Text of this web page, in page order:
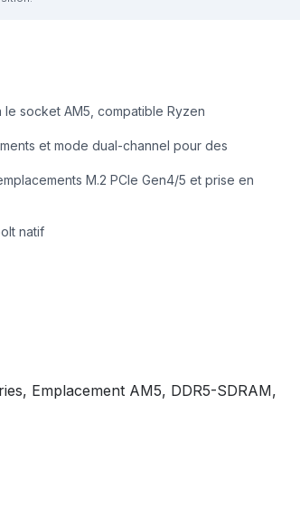
socket AM5, compatible Ryzen
et mode dual-channel pour des
M.2 PCIe Gen4/5 et prise en
natif
Emplacement AM5, DDR5-SDRAM,